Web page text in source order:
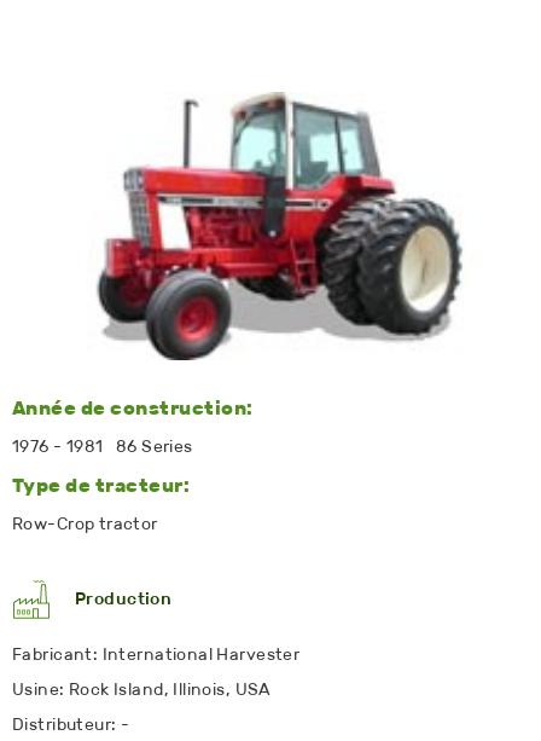
Année de construction:
1976 - 1981 86 Series
Type de tracteur:
Row-Crop tractor
Production
Fabricant: International Harvester
Usine: Rock Island, Illinois, USA
Distributeur: -